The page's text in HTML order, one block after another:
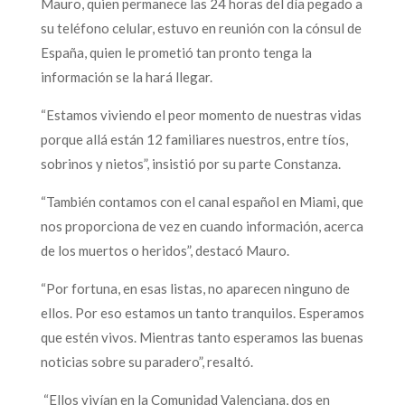
Mauro, quien permanece las 24 horas del día pegado a
su teléfono celular, estuvo en reunión con la cónsul de
España, quien le prometió tan pronto tenga la
información se la hará llegar.
“Estamos viviendo el peor momento de nuestras vidas
porque allá están 12 familiares nuestros, entre tíos,
sobrinos y nietos”, insistió por su parte Constanza.
“También contamos con el canal español en Miami, que
nos proporciona de vez en cuando información, acerca
de los muertos o heridos”, destacó Mauro.
“Por fortuna, en esas listas, no aparecen ninguno de
ellos. Por eso estamos un tanto tranquilos. Esperamos
que estén vivos. Mientras tanto esperamos las buenas
noticias sobre su paradero”, resaltó.
“Ellos vivían en la Comunidad Valenciana, dos en